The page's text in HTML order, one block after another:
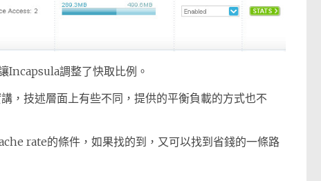
Incapsula調整了快取比例。
，技述層面上有些不同，提供的平衡負載的方式也不
rate的條件，如果找的到，又可以找到省錢的一條路